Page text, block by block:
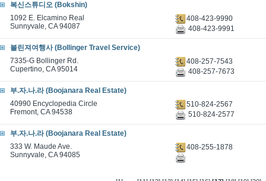
복신스튜디오 (Bokshin)
1092 E. Elcamino Real
Sunnyvale, CA 94087
408-423-9990
408-423-9991
볼린져여행사 (Bollinger Travel Service)
7335-G Bollinger Rd.
Cupertino, CA 95014
408-257-7543
408-257-7673
부.자.나.라 (Boojanara Real Estate)
40990 Encyclopedia Circle
Fremont, CA 94538
510-824-2567
510-824-2577
부.자.나.라 (Boojanara Real Estate)
333 W. Maude Ave.
Sunnyvale, CA 94085
408-255-1878